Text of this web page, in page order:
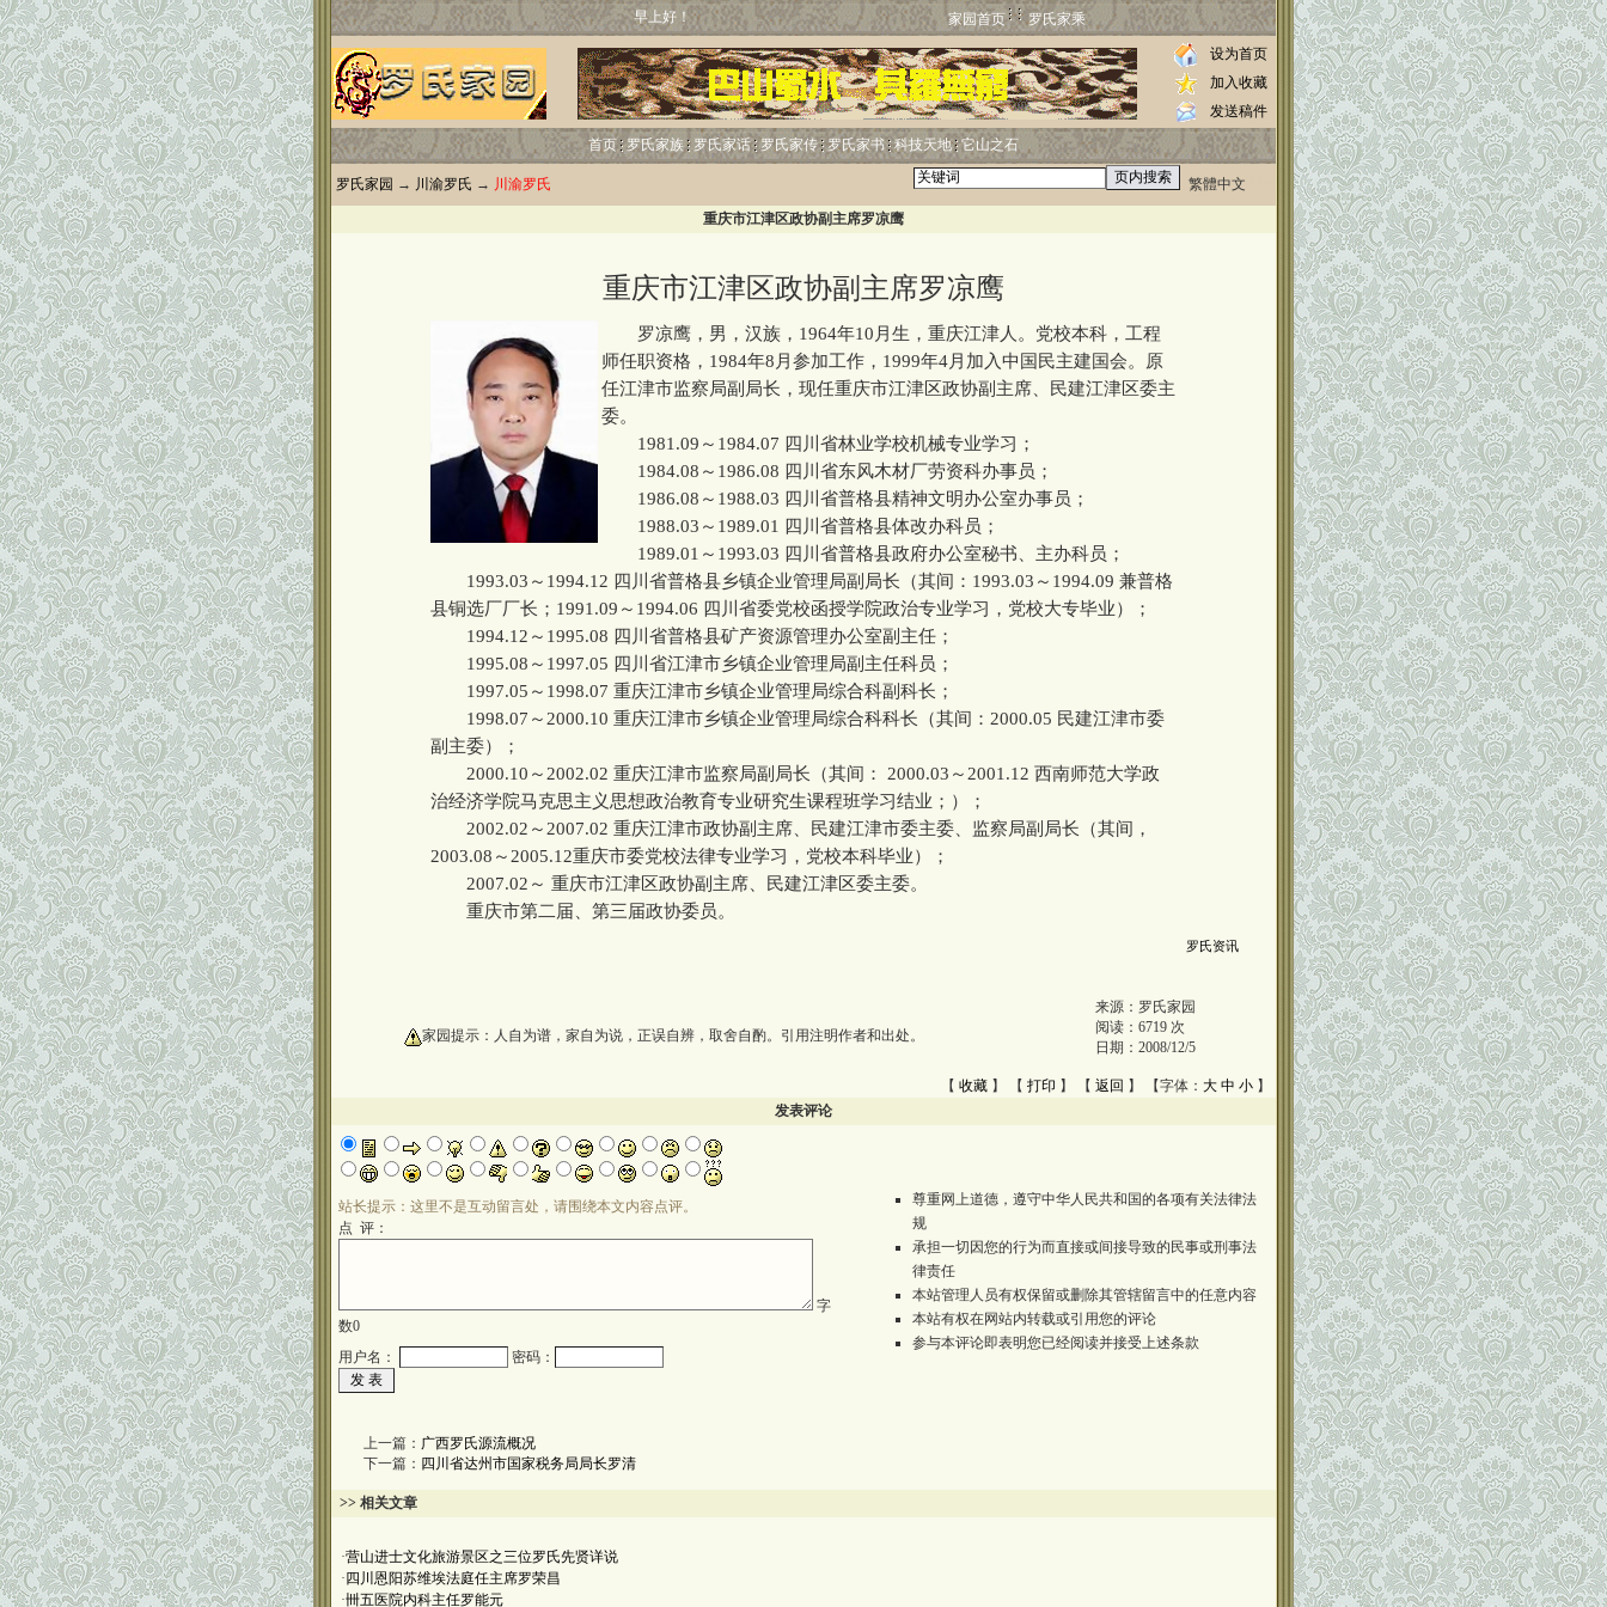
早上好！ 家园首页 罗氏家乘
设为首页
加入收藏
发送稿件
首页 罗氏家族 罗氏家话 罗氏家传 罗氏家书 科技天地 它山之石
罗氏家园 → 川渝罗氏 → 川渝罗氏 繁體中文
重庆市江津区政协副主席罗凉鹰
重庆市江津区政协副主席罗凉鹰
罗凉鹰，男，汉族，1964年10月生，重庆江津人。党校本科，工程
师任职资格，1984年8月参加工作，1999年4月加入中国民主建国会。原
任江津市监察局副局长，现任重庆市江津区政协副主席、民建江津区委主
委。
1981.09～1984.07 四川省林业学校机械专业学习；
1984.08～1986.08 四川省东风木材厂劳资科办事员；
1986.08～1988.03 四川省普格县精神文明办公室办事员；
1988.03～1989.01 四川省普格县体改办科员；
1989.01～1993.03 四川省普格县政府办公室秘书、主办科员；
1993.03～1994.12 四川省普格县乡镇企业管理局副局长（其间：1993.03～1994.09 兼普格
县铜选厂厂长；1991.09～1994.06 四川省委党校函授学院政治专业学习，党校大专毕业）；
1994.12～1995.08 四川省普格县矿产资源管理办公室副主任；
1995.08～1997.05 四川省江津市乡镇企业管理局副主任科员；
1997.05～1998.07 重庆江津市乡镇企业管理局综合科副科长；
1998.07～2000.10 重庆江津市乡镇企业管理局综合科科长（其间：2000.05 民建江津市委
副主委）；
2000.10～2002.02 重庆江津市监察局副局长（其间： 2000.03～2001.12 西南师范大学政
治经济学院马克思主义思想政治教育专业研究生课程班学习结业；）；
2002.02～2007.02 重庆江津市政协副主席、民建江津市委主委、监察局副局长（其间，
2003.08～2005.12重庆市委党校法律专业学习，党校本科毕业）；
2007.02～ 重庆市江津区政协副主席、民建江津区委主委。
重庆市第二届、第三届政协委员。
罗氏资讯
家园提示：人自为谱，家自为说，正误自辨，取舍自酌。引用注明作者和出处。
来源： 罗氏家园
阅读： 6719 次
日期： 2008/12/5
【 收藏 】 【 打印 】 【 返回 】 【字体： 大 中 小 】
发表评论
站长提示：这里不是互动留言处，请围绕本文内容点评。
点 评：
字
数0
用户名：
密码：
尊重网上道德，遵守中华人民共和国的各项有关法律法
规
承担一切因您的行为而直接或间接导致的民事或刑事法
律责任
本站管理人员有权保留或删除其管辖留言中的任意内容
本站有权在网站内转载或引用您的评论
参与本评论即表明您已经阅读并接受上述条款
上一篇： 广西罗氏源流概况
下一篇： 四川省达州市国家税务局局长罗清
>> 相关文章
·营山进士文化旅游景区之三位罗氏先贤详说
· 四川恩阳苏维埃法庭任主席罗荣昌
·卌五医院内科主任罗能元